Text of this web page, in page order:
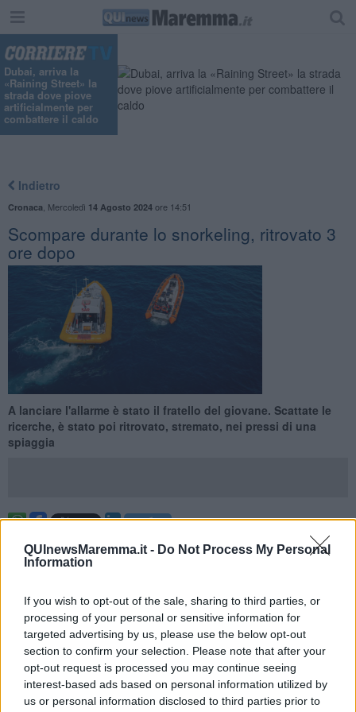
QUInewsMaremma.it - Do Not Process My Personal
Information
If you wish to opt-out of the sale, sharing to third parties, or
processing of your personal or sensitive information for
targeted advertising by us, please use the below opt-out
section to confirm your selection. Please note that after your
opt-out request is processed you may continue seeing
interest-based ads based on personal information utilized by
us or personal information disclosed to third parties prior to
Dubai, arriva la
«Raining Street» la
strada dove piove
artificialmente per
combattere il caldo
Indietro
Cronaca Mercoledì 14 Agosto 2024ore 14:51
Scompare durante lo snorkeling, ritrovato 3
ore dopo
A lanciare l'allarme è stato il fratello del giovane. Scattate le
ricerche, è stato poi ritrovato, stremato, nei pressi di una
spiaggia
MONTE ARGENTARIO —Ricerche via mare e cielo ieri per un
giovane turista di 26 anni, scomparso durante un'attività di
A lanciare l'allarme, scattato nel tardo pomeriggio di ieri, è stato il
fratello: i due erano usciti insieme per fare snorkeling nelle acque
antistanti la spiaggia del Mar Morto a Monte Argentario.Dopo
quasi 2 ore, non lo vedeva e non riusciva più ad avere sue notizie.